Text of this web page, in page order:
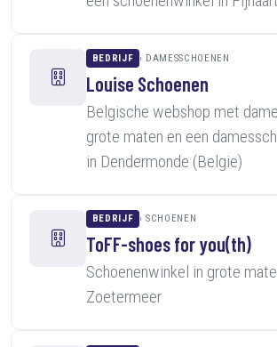
BEDRIJF DAMESSCHOENEN
Louise Schoenen
Belgische webshop met
grote maten en een
in Dendermonde (Belgie)
BEDRIJF SCHOENEN
ToFF-shoes for you(th)
Schoenenwinkel in grote
Zoetermeer